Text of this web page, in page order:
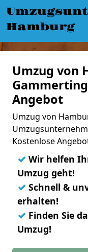
Hamburg
Umzug von
Angebot
Umzug von
Kostenlose
✓ Wir helfen
Umzug geht!
✓ Schnell &
erhalten!
✓ Finden Sie
Umzug!